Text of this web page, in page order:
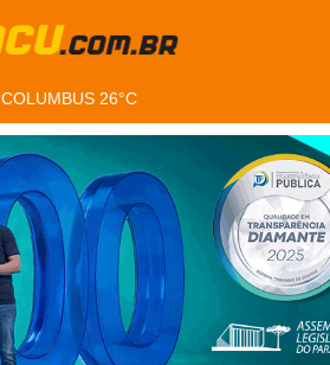
COLUMBUS 26°C